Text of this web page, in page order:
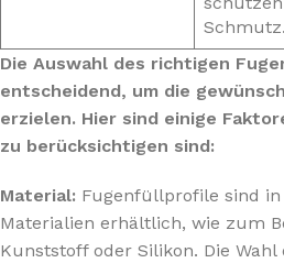
Schmutz.
Die Auswahl des richtigen
entscheidend, um die
erzielen. Hier sind einige
zu berücksichtigen sind:
Material: Fugenfüllprofile sind in
Materialien erhältlich, wie zum
Kunststoff oder Silikon. Die